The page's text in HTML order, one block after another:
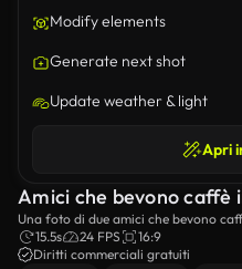
Modify elements
Generate next shot
Update weather & light
Apri
Amici che bevono caffè
Una foto di due amici che bevono
15.5s
24 FPS
16:9
Diritti commerciali gratuiti